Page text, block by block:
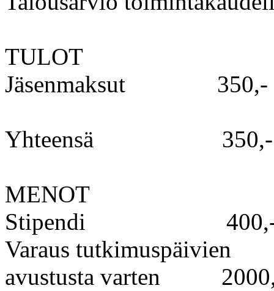
TULOT
Jäsenmaksut 350,-
Yhteensä 350,-
MENOT
Stipendi
Varaus tutkimuspäivien
avustusta varten